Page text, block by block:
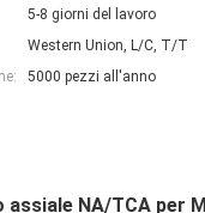
5-8 giorni del lavoro
Western Union, L/C, T/T
5000 pezzi all'anno
NA/TCA per